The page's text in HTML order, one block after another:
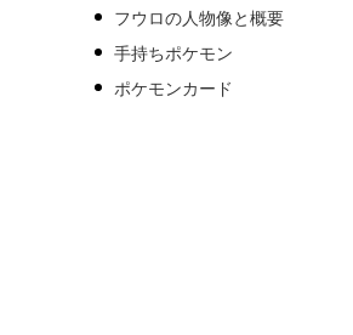
フウロの人物像と概要
手持ちポケモン
ポケモンカード